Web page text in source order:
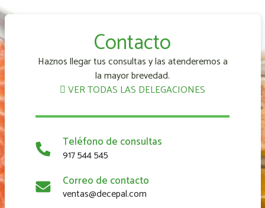
Contacto
Haznos llegar tus consultas y las atenderemos a
la mayor brevedad.
VER TODAS LAS DELEGACIONES
Teléfono de consultas
917 544 545
Correo de contacto
ventas@decepal.com